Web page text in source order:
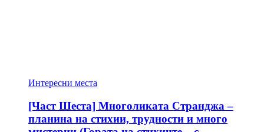
Интересни места
[Част Шеста] Многоликата Странджа –
планина на стихии, трудности и много